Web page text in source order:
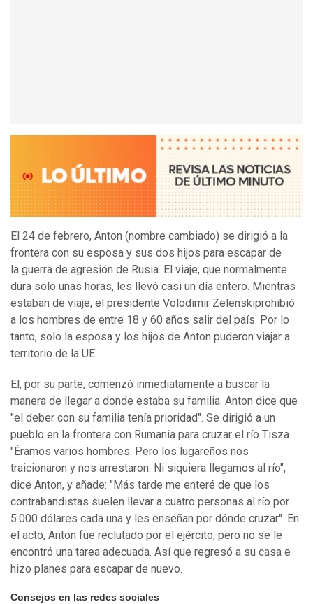
El 24 de febrero, Anton (nombre cambiado) se dirigió a la
frontera con su esposa y sus dos hijos para escapar de
la guerra de agresión de Rusia. El viaje, que normalmente
dura solo unas horas, les llevó casi un día entero. Mientras
estaban de viaje, el presidente Volodimir Zelenskiprohibió
a los hombres de entre 18 y 60 años salir del país. Por lo
tanto, solo la esposa y los hijos de Anton puderon viajar a
territorio de la UE.
El, por su parte, comenzó inmediatamente a buscar la
manera de llegar a donde estaba su familia. Anton dice que
"el deber con su familia tenía prioridad". Se dirigió a un
pueblo en la frontera con Rumania para cruzar el río Tisza.
"Éramos varios hombres. Pero los lugareños nos
traicionaron y nos arrestaron. Ni siquiera llegamos al río",
dice Anton, y añade: "Más tarde me enteré de que los
contrabandistas suelen llevar a cuatro personas al río por
5.000 dólares cada una y les enseñan por dónde cruzar". En
el acto, Anton fue reclutado por el ejército, pero no se le
encontró una tarea adecuada. Así que regresó a su casa e
hizo planes para escapar de nuevo.
Consejos en las redes sociales